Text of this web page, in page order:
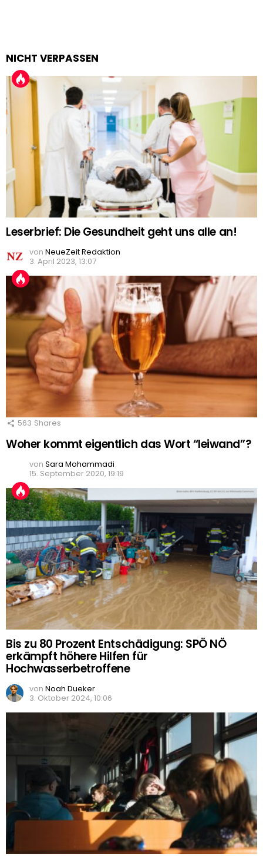
NICHT VERPASSEN
Leserbrief: Die Gesundheit geht uns alle an!
von NeueZeit Redaktion
3. April 2023, 13:07
563 Shares
Woher kommt eigentlich das Wort “leiwand”?
von Sara Mohammadi
15. September 2020, 19:19
Bis zu 80 Prozent Entschädigung: SPÖ NÖ
erkämpft höhere Hilfen für
Hochwasserbetroffene
von Noah Dueker
3. Oktober 2024, 10:06